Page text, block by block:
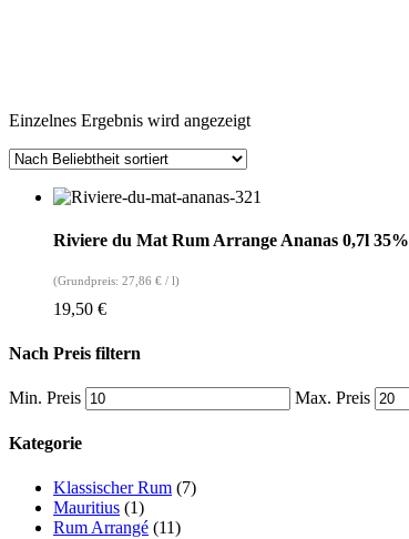
Einzelnes Ergebnis wird angezeigt
Riviere du Mat Rum Arrange Ananas 0,7l 35%
(Grundpreis: 27,86 € / l)
19,50 €
Nach Preis filtern
Min. Preis Max. Preis
Kategorie
Klassischer Rum (7)
Mauritius (1)
Rum Arrangé (11)